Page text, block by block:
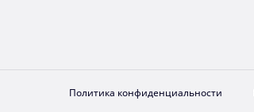
Политика конфиденциальности